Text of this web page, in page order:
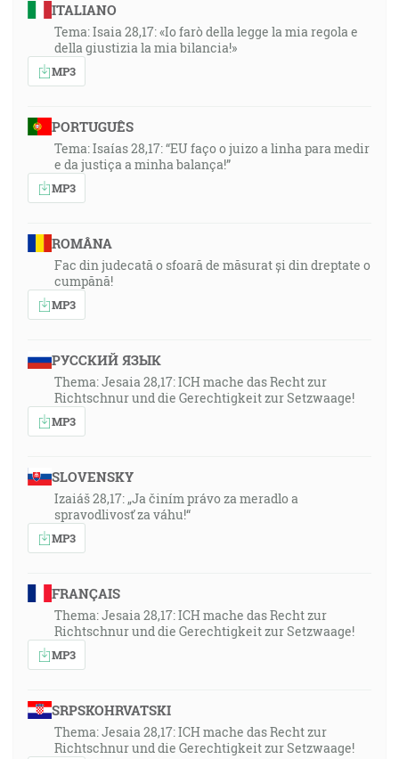
ITALIANO
Tema: Isaia 28,17: «Io farò della legge la mia regola e
della giustizia la mia bilancia!»
MP3
PORTUGUÊS
Tema: Isaías 28,17: “EU faço o juizo a linha para medir
e da justiça a minha balança!”
MP3
ROMÂNA
Fac din judecată o sfoară de măsurat și din dreptate o
cumpănă!
MP3
РУССКИЙ ЯЗЫК
Thema: Jesaia 28,17: ICH mache das Recht zur
Richtschnur und die Gerechtigkeit zur Setzwaage!
MP3
SLOVENSKY
Izaiáš 28,17: „Ja činím právo za meradlo a
spravodlivosť za váhu!“
MP3
FRANÇAIS
Thema: Jesaia 28,17: ICH mache das Recht zur
Richtschnur und die Gerechtigkeit zur Setzwaage!
MP3
SRPSKOHRVATSKI
Thema: Jesaia 28,17: ICH mache das Recht zur
Richtschnur und die Gerechtigkeit zur Setzwaage!